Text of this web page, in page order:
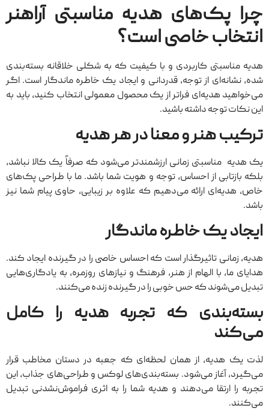
چرا پک‌های هدیه مناسبتی آراهنر
انتخاب خاصی است؟
هدیه مناسبتی کاربردی و با کیفیت که به شکلی خلاقانه بسته‌بندی
شده، نشانه‌ای از توجه، قدردانی و ایجاد یک خاطره ماندگار است. اگر
می‌خواهید هدیه‌ای فراتر از یک محصول معمولی انتخاب کنید، باید به
این نکات توجه داشته باشید.
ترکیب هنر و معنا در هر هدیه
یک هدیه مناسبتی زمانی ارزشمندتر می‌شود که صرفاً یک کالا نباشد،
بلکه بازتابی از احساس، توجه و هویت شما باشد. ما با طراحی پک‌های
خاص، هدیه‌ای ارائه می‌دهیم که علاوه بر زیبایی، حاوی پیام شما نیز
باشد.
ایجاد یک خاطره ماندگار
هدیه، زمانی تاثیرگذار است که احساس خاصی را در گیرنده ایجاد کند.
هدایا‌ی ما، با الهام از هنر، فرهنگ و نیازهای روزمره، به یادگاری‌هایی
تبدیل می‌شوند که حس خوبی را در گیرنده زنده می‌کنند.
بسته‌بندی که تجربه هدیه را کامل
می‌کند
لذت یک هدیه، از همان لحظه‌ای که جعبه در دستان مخاطب قرار
می‌گیرد، آغاز می‌شود. بسته‌بندی‌های لوکس و طراحی‌های جذاب، این
تجربه را ارتقا می‌دهند و هدیه شما را به اثری فراموش‌نشدنی تبدیل
می‌کنند.